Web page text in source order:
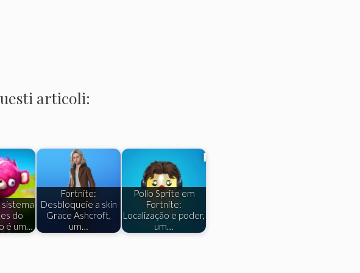
articoli:
do
é um…
Fortnite:
Desbloqueie a skin
Grace Ashcroft,
um…
Pollo Sprite em
Fortnite:
Localização e poder,
um…